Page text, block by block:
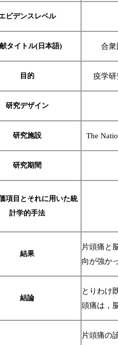
ビデンスレベル
タイトル(日本語) 合衆
目的 疫学
研究デザイン
研究施設 The
研究期間
項目とそれに用いた統
計学的手法
結果
片頭痛と
向が強か
結論
とりわけ
頭痛は，
片頭痛の